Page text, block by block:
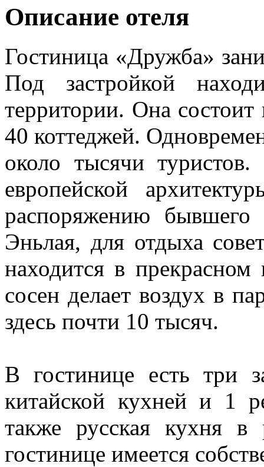
Описание отеля
Гостиница «Дружба»
Под застройкой
территории. Она состоит
40 коттеджей.
около тысячи
европейской
распоряжению
Эньлая, для отдыха
находится в
сосен делает воздух в
здесь почти 10 тысяч.
В гостинице есть три
китайской кухней и 1
также русская кухня
гостинице имеется